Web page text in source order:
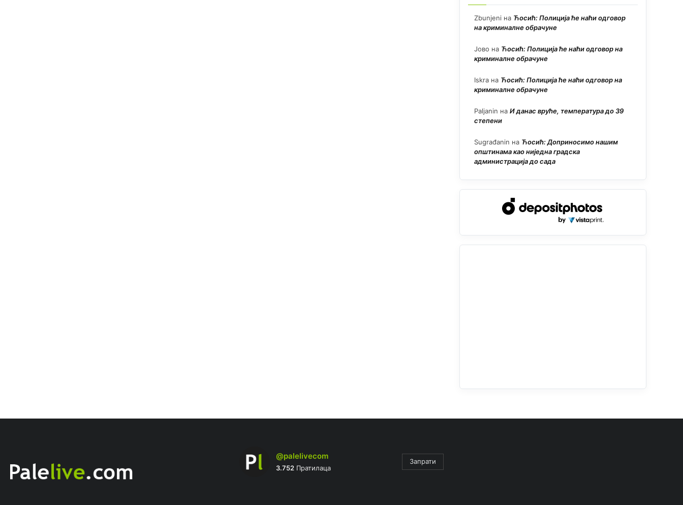
Zbunjeni на Ћосић: Полиција ће наћи одговор
на криминалне обрачуне
Јово на Ћосић: Полиција ће наћи одговор на
криминалне обрачуне
Iskra на Ћосић: Полиција ће наћи одговор на
криминалне обрачуне
Paljanin на И данас вруће, температура до 39
степени
Sugrađanin на Ћосић: Доприносимо нашим
општинама као ниједна градска
администрација до сада
@palelivecom
3.752Пратилаца
Запрати